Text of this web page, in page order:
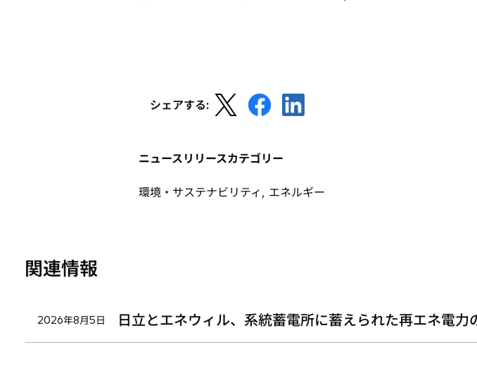
シェアする:
し
タ
で
新
で
し
で
ニュースリリースカテゴリー
環境・サステナビリティ, エネルギー
関連情報
2026年8月5日 日立とエネウィル、系統蓄電所に蓄えられた再エネ電